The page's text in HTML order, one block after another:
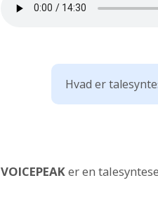
Hvad er
VOICEPEAKer en